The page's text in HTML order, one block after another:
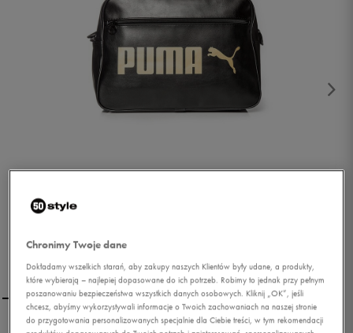
Chronimy Twoje dane
Dokładamy wszelkich starań, aby zakupy naszych Klientów były udane, a produkty,
które wybierają – najlepiej dopasowane do ich potrzeb. Robimy to jednak przy pełnym
poszanowaniu bezpieczeństwa wszystkich danych osobowych. Kliknij „OK”, jeśli
chcesz, abyśmy wykorzystywali informacje o Twoich zachowaniach na naszej stronie
do przygotowania personalizowanych specjalnie dla Ciebie treści, w tym rekomendacji